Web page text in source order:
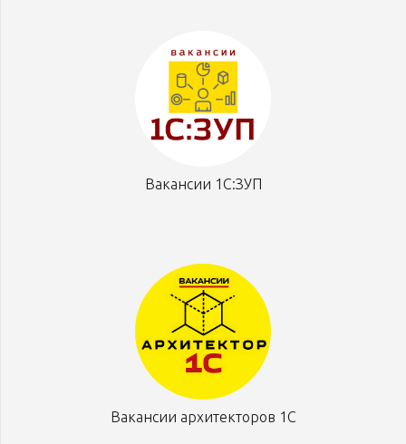
Вакансии 1С:ЗУП
Вакансии архитекторов 1С